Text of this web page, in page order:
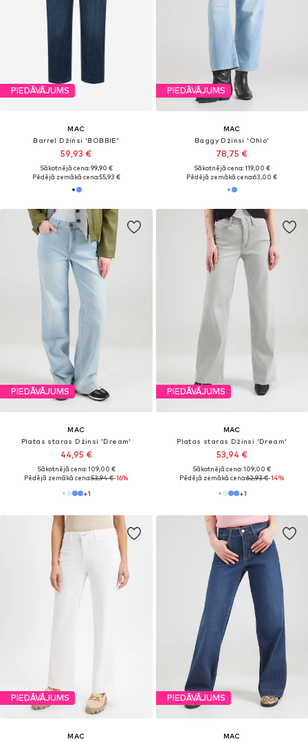
PIEDĀVĀJUMS
MAC
Barrel Džinsi 'BOBBIE'
59,93 €
Sākotnējā cena: 99,90 €
Pēdējā zemākā cena:55,93 €
PIEDĀVĀJUMS
MAC
Baggy Džinsi 'Ohio'
78,75 €
Sākotnējā cena: 119,00 €
Pēdējā zemākā cena:63,00 €
PIEDĀVĀJUMS
MAC
Platas staras Džinsi 'Dream'
44,95 €
Sākotnējā cena: 109,00 €
Pēdējā zemākā cena:53,94 €-16%
+1
PIEDĀVĀJUMS
MAC
Platas staras Džinsi 'Dream'
53,94 €
Sākotnējā cena: 109,00 €
Pēdējā zemākā cena:62,93 €-14%
+1
PIEDĀVĀJUMS
MAC
PIEDĀVĀJUMS
MAC